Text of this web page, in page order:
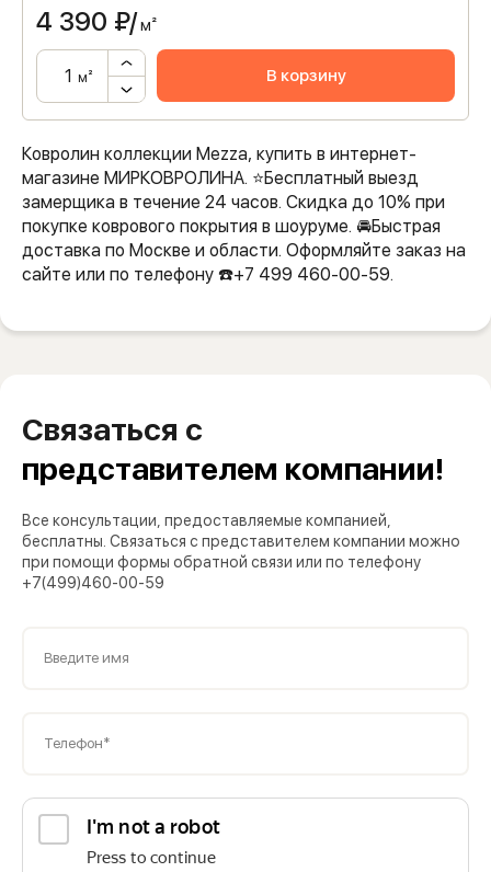
4 390 ₽/м²
м² В корзину
Ковролин коллекции Mezza, купить в интернет-
магазине МИРКОВРОЛИНА. ⭐️Бесплатный выезд
замерщика в течение 24 часов. Скидка до 10% при
покупке коврового покрытия в шоуруме. 🚘Быстрая
доставка по Москве и области. Оформляйте заказ на
сайте или по телефону ☎️+7 499 460-00-59.
Связаться с
представителем компании!
Все консультации, предоставляемые компанией,
бесплатны. Связаться с представителем компании можно
при помощи формы обратной связи или по телефону
+7(499)460-00-59
Введите имя
Телефон*